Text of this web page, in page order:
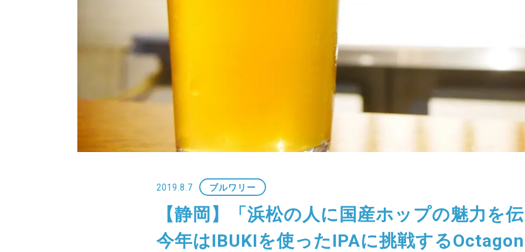
2019.8.7 ブルワリー
【静岡】「浜松の人に国産ホップの魅力を
今年はIBUKIを使ったIPAに挑戦する